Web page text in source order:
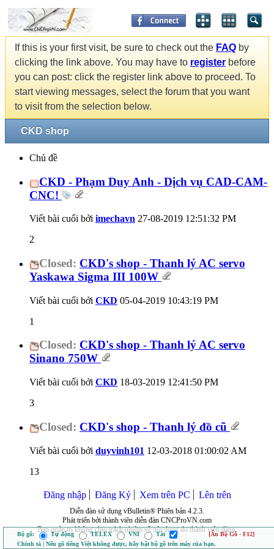
If this is your first visit, be sure to check out the FAQ by
clicking the link above. You may have to register before
you can post: click the register link above to proceed. To
start viewing messages, select the forum that you want
to visit from the selection below.
CKD shop
Chủ đề
CKD - Phạm Duy Anh - Dịch vụ CAD-CAM-
CNC!
Viết bài cuối bởi imechavn 27-08-2019 12:51:32 PM
2
Closed: CKD's shop - Thanh lý AC servo
Yaskawa Sigma III 100W
Viết bài cuối bởi CKD 05-04-2019 10:43:19 PM
1
Closed: CKD's shop - Thanh lý AC servo
Sinano 750W
Viết bài cuối bởi CKD 18-03-2019 12:41:50 PM
3
Closed: CKD's shop - Thanh lý đồ cũ
Viết bài cuối bởi duyvinh101 12-03-2018 01:00:02 AM
13
Đăng nhập Đăng Ký Xem trên PC Lên trên
Diễn đàn sử dụng vBulletin® Phiên bản 4.2.3.
Phát triển bởi thành viên diễn đàn CNCProVN.com
Ban quản trị không chịu trách nhiệm về nội dung do thành viên đăng.
Bộ gõ: Tự động TELEX VNI Tắt
[Ẩn Bộ Gõ - F12]
Chính tả | Nếu gõ tiếng Việt không được, hãy bật bộ gõ trên máy của bạn.